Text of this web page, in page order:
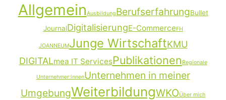
AllgemeinAusbildungBerufserfahrungBullet
JournalDigitalisierungE-CommerceFH
JOANNEUMJunge WirtschaftKMU
DIGITALmea IT ServicesPublikationen Regionale
Unternehmer:innenUnternehmen in meiner
UmgebungWeiterbildungWKOÜber mich